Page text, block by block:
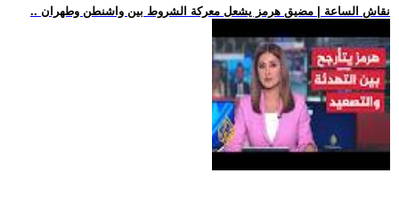
.. نقاش الساعة | مضيق هرمز يشعل معركة الشروط بين واشنطن وطهران